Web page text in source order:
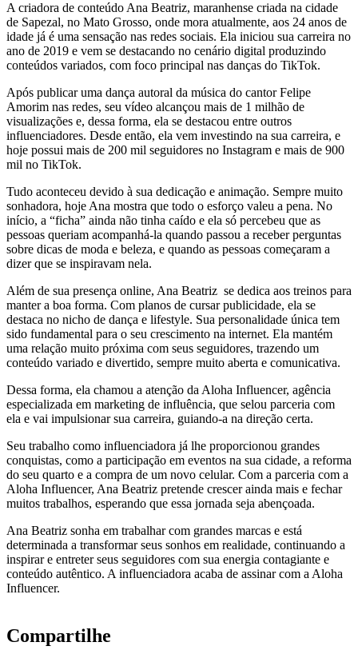
A criadora de conteúdo Ana Beatriz, maranhense criada na cidade
de Sapezal, no Mato Grosso, onde mora atualmente, aos 24 anos de
idade já é uma sensação nas redes sociais. Ela iniciou sua carreira no
ano de 2019 e vem se destacando no cenário digital produzindo
conteúdos variados, com foco principal nas danças do TikTok.
Após publicar uma dança autoral da música do cantor Felipe
Amorim nas redes, seu vídeo alcançou mais de 1 milhão de
visualizações e, dessa forma, ela se destacou entre outros
influenciadores. Desde então, ela vem investindo na sua carreira, e
hoje possui mais de 200 mil seguidores no Instagram e mais de 900
mil no TikTok.
Tudo aconteceu devido à sua dedicação e animação. Sempre muito
sonhadora, hoje Ana mostra que todo o esforço valeu a pena. No
início, a “ficha” ainda não tinha caído e ela só percebeu que as
pessoas queriam acompanhá-la quando passou a receber perguntas
sobre dicas de moda e beleza, e quando as pessoas começaram a
dizer que se inspiravam nela.
Além de sua presença online, Ana Beatriz se dedica aos treinos para
manter a boa forma. Com planos de cursar publicidade, ela se
destaca no nicho de dança e lifestyle. Sua personalidade única tem
sido fundamental para o seu crescimento na internet. Ela mantém
uma relação muito próxima com seus seguidores, trazendo um
conteúdo variado e divertido, sempre muito aberta e comunicativa.
Dessa forma, ela chamou a atenção da Aloha Influencer, agência
especializada em marketing de influência, que selou parceria com
ela e vai impulsionar sua carreira, guiando-a na direção certa.
Seu trabalho como influenciadora já lhe proporcionou grandes
conquistas, como a participação em eventos na sua cidade, a reforma
do seu quarto e a compra de um novo celular. Com a parceria com a
Aloha Influencer, Ana Beatriz pretende crescer ainda mais e fechar
muitos trabalhos, esperando que essa jornada seja abençoada.
Ana Beatriz sonha em trabalhar com grandes marcas e está
determinada a transformar seus sonhos em realidade, continuando a
inspirar e entreter seus seguidores com sua energia contagiante e
conteúdo autêntico. A influenciadora acaba de assinar com a Aloha
Influencer.
Compartilhe